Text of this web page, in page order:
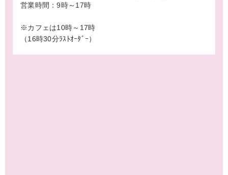
営業時間：9時～17時
※カフェは10時～17時
（16時30分ﾗｽﾄｵｰﾀﾞｰ）